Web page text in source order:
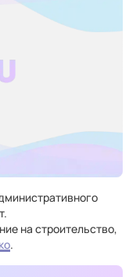
на строительство,
.